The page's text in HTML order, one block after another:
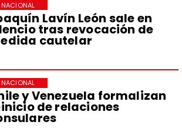
Lavín León sale en
tras revocación de
cautelar
NACIONAL
y Venezuela formalizan
de relaciones
NACIONAL